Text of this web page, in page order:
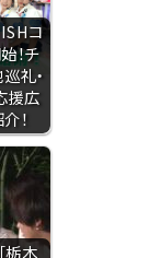
コ
！チ
礼・
援広
！
栃木